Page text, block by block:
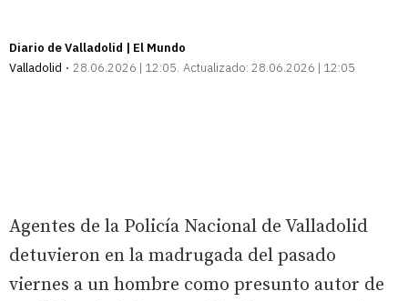
Diario de Valladolid | El Mundo
Valladolid
28.06.2026 | 12:05 Actualizado: 28.06.2026 | 12:05
Agentes de la Policía Nacional de Valladolid
detuvieron en la madrugada del pasado
viernes a un hombre como presunto autor de